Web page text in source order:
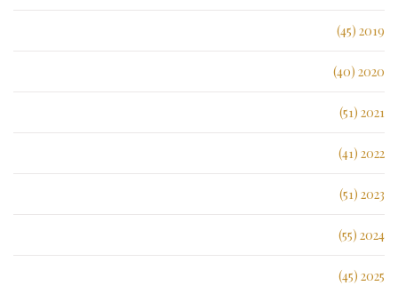
2019 (45)
2020 (40)
2021 (51)
2022 (41)
2023 (51)
2024 (55)
2025 (45)